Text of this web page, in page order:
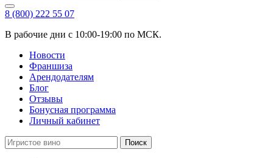
8 (800) 222 55 07
В рабочие дни с 10:00-19:00 по МСК.
Новости
Франшиза
Арендодателям
Блог
Отзывы
Бонусная программа
Личный кабинет
Поиск